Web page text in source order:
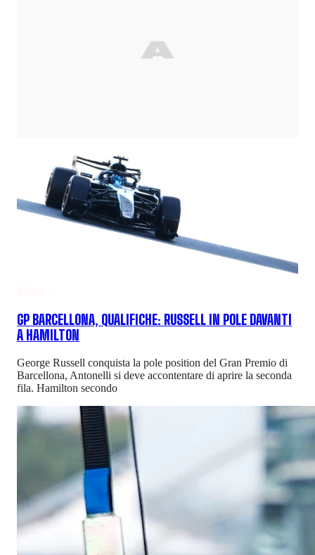
GP BARCELLONA, QUALIFICHE: RUSSELL IN POLE DAVANTI
A HAMILTON
George Russell conquista la pole position del Gran Premio di
Barcellona, Antonelli si deve accontentare di aprire la seconda
fila. Hamilton secondo